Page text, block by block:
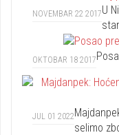
NOVEMBAR 22 2017U
OKTOBAR 18 2017
JUL 01 2022
selimo